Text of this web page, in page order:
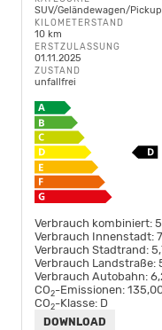
SUV/Geländewagen/Pickup
KILOMETERSTAND
10 km
ERSTZULASSUNG
01.11.2025
ZUSTAND
unfallfrei
Verbrauch kombiniert:
Verbrauch Innenstadt:
Verbrauch Stadtrand:
Verbrauch Landstraße:
Verbrauch Autobahn:
CO2-Emissionen:
CO2-Klasse: D
DOWNLOAD